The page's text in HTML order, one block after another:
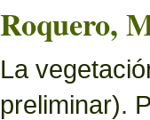
Roquero,
La
preliminar).